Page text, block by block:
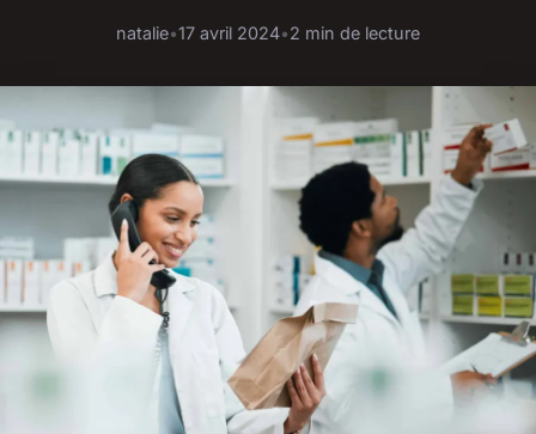
natalie•17 avril 2024•2 min de lecture